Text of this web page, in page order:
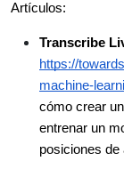
Artículos:
Transcribe
https://
machine-
cómo crear
entrenar un
posiciones de